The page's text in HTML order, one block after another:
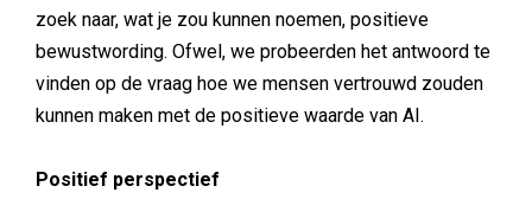
zoek naar, wat je zou kunnen noemen, positieve
bewustwording. Ofwel, we probeerden het antwoord te
vinden op de vraag hoe we mensen vertrouwd zouden
kunnen maken met de positieve waarde van AI.
Positief perspectief